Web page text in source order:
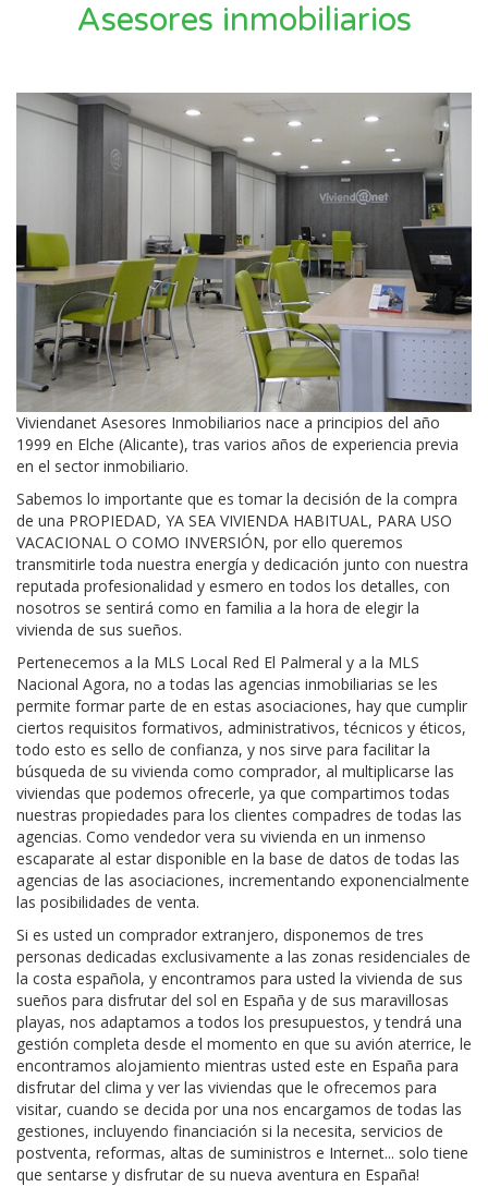
Asesores inmobiliarios
Viviendanet Asesores Inmobiliarios nace a principios del año
1999 en Elche (Alicante), tras varios años de experiencia previa
en el sector inmobiliario.
Sabemos lo importante que es tomar la decisión de la compra
de una PROPIEDAD, YA SEA VIVIENDA HABITUAL, PARA USO
VACACIONAL O COMO INVERSIÓN, por ello queremos
transmitirle toda nuestra energía y dedicación junto con nuestra
reputada profesionalidad y esmero en todos los detalles, con
nosotros se sentirá como en familia a la hora de elegir la
vivienda de sus sueños.
Pertenecemos a la MLS Local Red El Palmeral y a la MLS
Nacional Agora, no a todas las agencias inmobiliarias se les
permite formar parte de en estas asociaciones, hay que cumplir
ciertos requisitos formativos, administrativos, técnicos y éticos,
todo esto es sello de confianza, y nos sirve para facilitar la
búsqueda de su vivienda como comprador, al multiplicarse las
viviendas que podemos ofrecerle, ya que compartimos todas
nuestras propiedades para los clientes compadres de todas las
agencias. Como vendedor vera su vivienda en un inmenso
escaparate al estar disponible en la base de datos de todas las
agencias de las asociaciones, incrementando exponencialmente
las posibilidades de venta.
Si es usted un comprador extranjero, disponemos de tres
personas dedicadas exclusivamente a las zonas residenciales de
la costa española, y encontramos para usted la vivienda de sus
sueños para disfrutar del sol en España y de sus maravillosas
playas, nos adaptamos a todos los presupuestos, y tendrá una
gestión completa desde el momento en que su avión aterrice, le
encontramos alojamiento mientras usted este en España para
disfrutar del clima y ver las viviendas que le ofrecemos para
visitar, cuando se decida por una nos encargamos de todas las
gestiones, incluyendo financiación si la necesita, servicios de
postventa, reformas, altas de suministros e Internet... solo tiene
que sentarse y disfrutar de su nueva aventura en España!